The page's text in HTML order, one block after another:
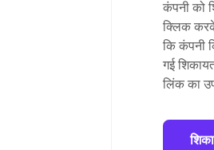
कंपनी को
क्लिक
कि कंपनी
गई
लिंक का